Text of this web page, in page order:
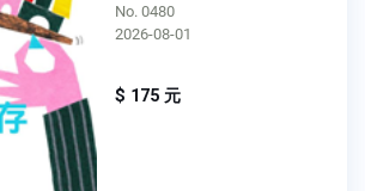
No. 0480
2026-08-01
$ 175 元